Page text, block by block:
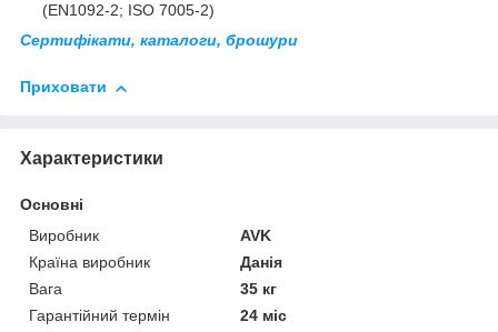
(EN1092-2; ISO 7005-2)
Сертифікати, каталоги, брошури
Приховати
Характеристики
Основні
Виробник
AVK
Країна виробник
Данія
Вага
35 кг
Гарантійний термін
24 міс